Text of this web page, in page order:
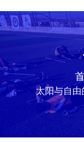
太阳与自